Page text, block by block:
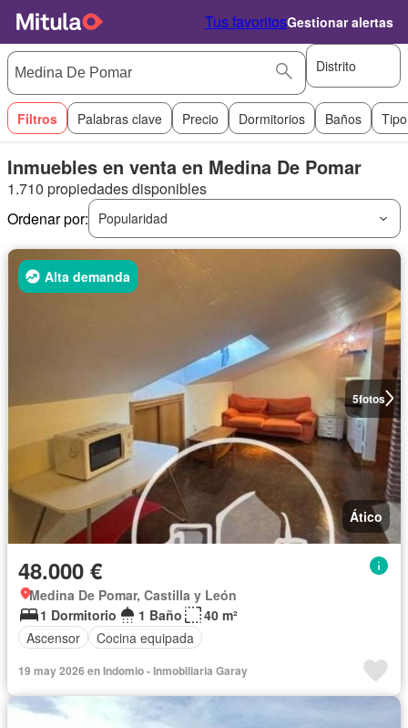
Tus favoritosGestionar alertas
Distrito
Filtros Palabras clave Precio Dormitorios Baños
Inmuebles en venta en Medina De Pomar
1.710 propiedades disponibles
Ordenar por:
Popularidad
5fotos
Alta demanda
Ático
48.000 €
Medina De Pomar, Castilla y León
1 Dormitorio
1 Baño
40 m²
Ascensor
Cocina equipada
19 may 2026 en Indomio - Inmobiliaria Garay